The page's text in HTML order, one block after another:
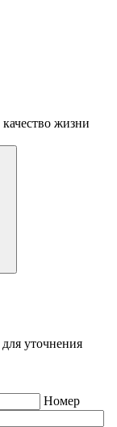
жизни
уточнения
Номер